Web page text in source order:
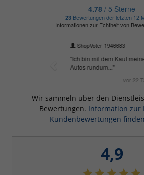
Wir sammeln über den
Bewertungen. Information zur
Kundenbewertungen
4,9